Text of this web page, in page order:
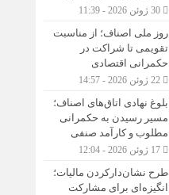
روز ملی اصناف؛ از مناسبت
تقویمی تا شراکت در
حکمرانی اقتصادی
بلوغ نهادی اتاق‌های اصناف؛
مسیر رسیدن به حکمرانی
مطلوب و کارآمد صنفی
طرح نشان‌دارکردن مالیات؛
انگیزه‌ای برای مشارکت